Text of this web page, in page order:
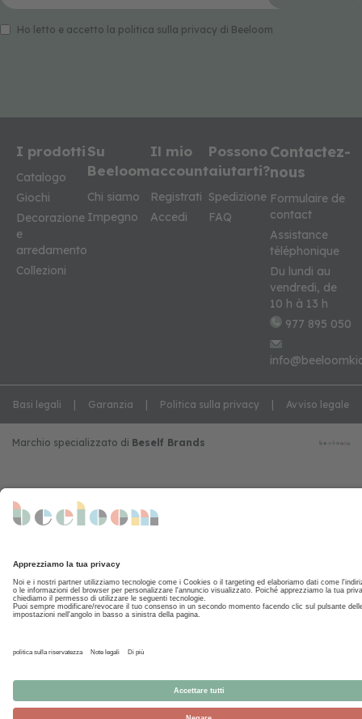
Ho letto e accetto la politica sulla privacy di Beeloom
I prodotti
Catalogo
Giochi
Decorazione
e
arredamento
Collezioni
Su
Beeloom
Chi siamo
Impegno
Il mio
account
Registrati
Accedi
Possono
aiutarti?
Spedizione
FAQ
Contactez-
nous
Formulaire de
contact
Assistance
téléphonique
Du lundi au
vendredi, de
10 h à 13 h
977 895 050
Basi legali Garanzia Politica sulla privacy Avviso legale
Marchio specializzato di Beself Brands